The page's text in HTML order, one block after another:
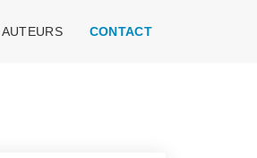
AUTEURS CONTACT